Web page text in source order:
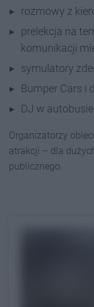
rozmowy z
prelekcja na
komunikacji
symulatory
Bumper Cars i
DJ w
Organizatorzy
atrakcji – dla
publicznego.